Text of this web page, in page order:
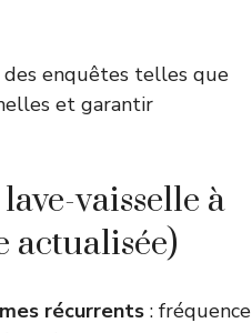
des enquêtes telles que
et garantir
vaisselle à
actualisée)
récurrents : fréquence